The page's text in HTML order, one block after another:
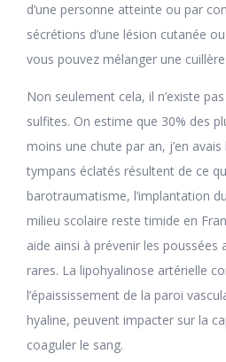
d’une personne atteinte ou par
sécrétions d’une lésion cutanée
vous pouvez mélanger une
Non seulement cela, il n’existe
sulfites. On estime que 30% des
moins une chute par an, j’en
tympans éclatés résultent de ce
barotraumatisme, l’implantation
milieu scolaire reste timide en
aide ainsi à prévenir les poussées
rares. La lipohyalinose artérielle
l’épaississement de la paroi
hyaline, peuvent impacter sur la
coaguler le sang.